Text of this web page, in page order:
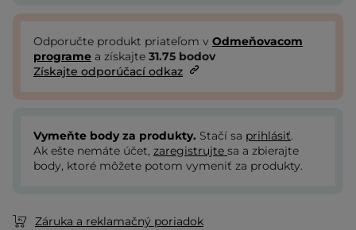
Odporučte produkt priateľom v Odmeňovacom
programe a získajte 31.75 bodov
Získajte odporúčací odkaz
Vymeňte body za produkty. Stačí sa prihlásiť.
Ak ešte nemáte účet, zaregistrujte sa a zbierajte
body, ktoré môžete potom vymeniť za produkty.
Záruka a reklamačný poriadok